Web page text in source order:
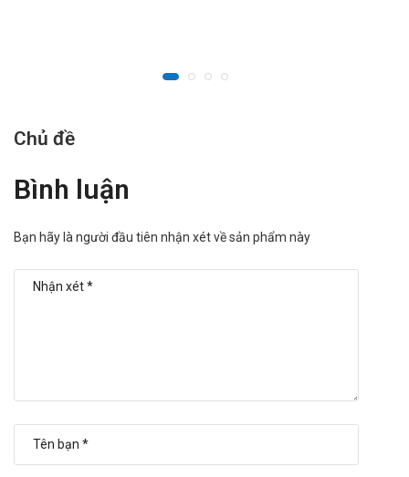
Chủ đề
Bình luận
Bạn hãy là người đầu tiên nhận xét về sản phẩm này